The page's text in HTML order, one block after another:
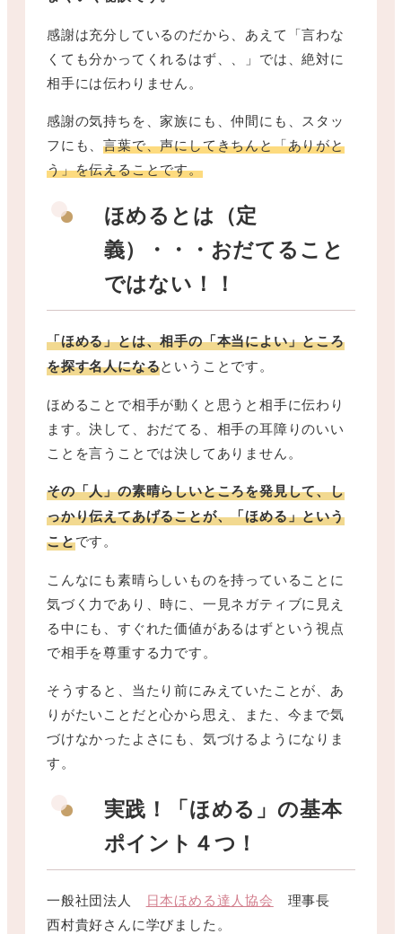
感謝は充分しているのだから、あえて「言わな
くても分かってくれるはず、、」では、絶対に
相手には伝わりません。
感謝の気持ちを、家族にも、仲間にも、スタッ
フにも、言葉で、声にしてきちんと「ありがと
う」を伝えることです。
ほめるとは（定
義）・・・おだてること
ではない！！
「ほめる」とは、相手の「本当によい」ところ
を探す名人になるということです。
ほめることで相手が動くと思うと相手に伝わり
ます。決して、おだてる、相手の耳障りのいい
ことを言うことでは決してありません。
その「人」の素晴らしいところを発見して、し
っかり伝えてあげることが、「ほめる」という
ことです。
こんなにも素晴らしいものを持っていることに
気づく力であり、時に、一見ネガティブに見え
る中にも、すぐれた価値があるはずという視点
で相手を尊重する力です。
そうすると、当たり前にみえていたことが、あ
りがたいことだと心から思え、また、今まで気
づけなかったよさにも、気づけるようになりま
す。
実践！「ほめる」の基本
ポイント４つ！
一般社団法人 日本ほめる達人協会 理事長
西村貴好さんに学びました。